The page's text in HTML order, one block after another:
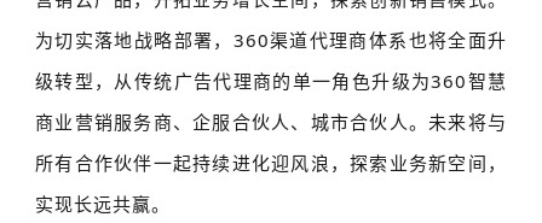
为切实落地战略部署，360渠道代理商体系也将全面升
级转型，从传统广告代理商的单一角色升级为360智慧
商业营销服务商、企服合伙人、城市合伙人。未来将与
所有合作伙伴一起持续进化迎风浪，探索业务新空间，
实现长远共赢。